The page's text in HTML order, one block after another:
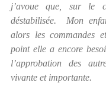
j’avoue que, sur le
déstabilisée.  Mon
alors les commandes
point elle a encore
l’approbation des
vivante et importante.